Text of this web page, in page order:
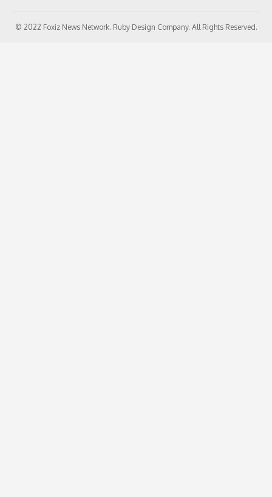
© 2022 Foxiz News Network. Ruby Design Company. All Rights Reserved.